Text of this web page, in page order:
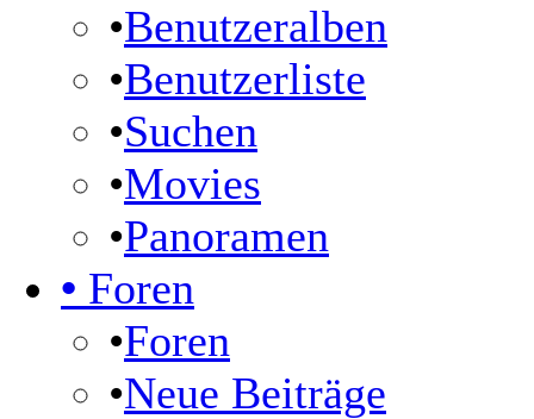
•Benutzeralben
•Benutzerliste
•Suchen
•Movies
•Panoramen
• Foren
•Foren
•Neue Beiträge